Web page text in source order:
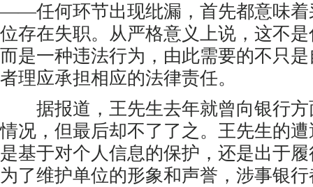
——任何环节出现纰漏，首先都意味着
位存在失职。从严格意义上说，这不
而是一种违法行为，由此需要的不只
者理应承担相应的法律责任。
据报道，王先生去年就曾向银行方
情况，但最后却不了了之。王先生的
是基于对个人信息的保护，还是出于
为了维护单位的形象和声誉，涉事银